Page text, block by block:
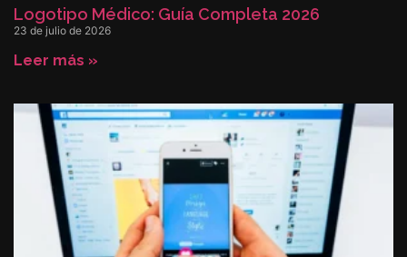
Logotipo Médico: Guía Completa 2026
23 de julio de 2026
Leer más »